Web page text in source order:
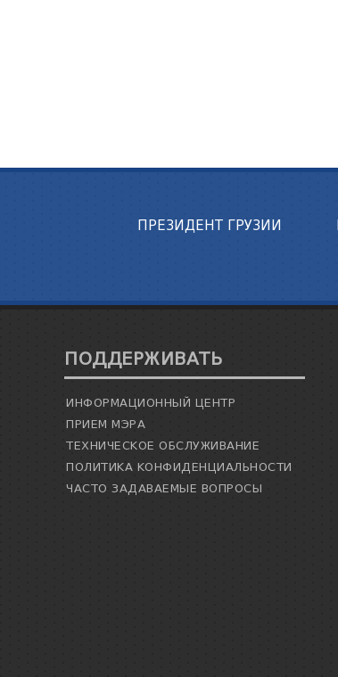
ПРЕЗИДЕНТ ГРУЗИИ
ПОДДЕРЖИВАТЬ
ИНФОРМАЦИОННЫЙ ЦЕНТР
ПРИЕМ МЭРА
ТЕХНИЧЕСКОЕ ОБСЛУЖИВАНИЕ
ПОЛИТИКА КОНФИДЕНЦИАЛЬНОСТИ
ЧАСТО ЗАДАВАЕМЫЕ ВОПРОСЫ